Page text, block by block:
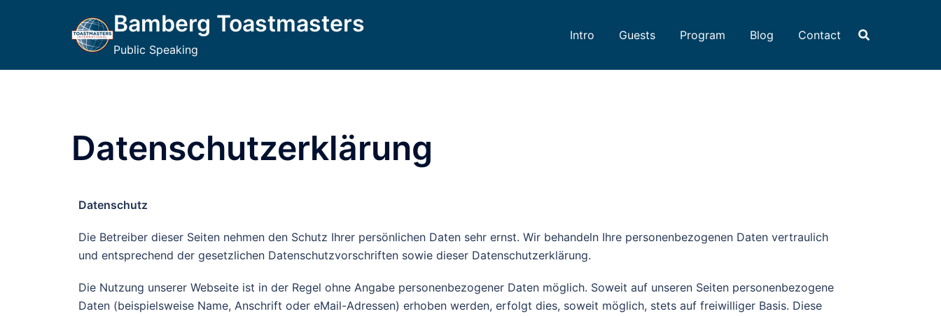
Bamberg Toastmasters
Public Speaking
Intro Guests Program Blog Contact
Datenschutzerklärung
Datenschutz
Die Betreiber dieser Seiten nehmen den Schutz Ihrer persönlichen Daten sehr ernst. Wir behandeln Ihre personenbezogenen Daten vertraulich
und entsprechend der gesetzlichen Datenschutzvorschriften sowie dieser Datenschutzerklärung.
Die Nutzung unserer Webseite ist in der Regel ohne Angabe personenbezogener Daten möglich. Soweit auf unseren Seiten personenbezogene
Daten (beispielsweise Name, Anschrift oder eMail-Adressen) erhoben werden, erfolgt dies, soweit möglich, stets auf freiwilliger Basis. Diese